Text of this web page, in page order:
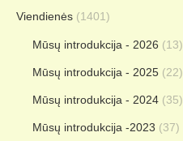
Viendienės (1401)
Mūsų introdukcija - 2026 (13)
Mūsų introdukcija - 2025 (22)
Mūsų introdukcija - 2024 (35)
Mūsų introdukcija -2023 (37)